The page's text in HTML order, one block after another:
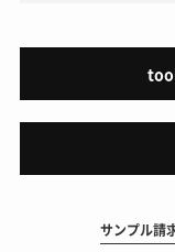
サンプル請